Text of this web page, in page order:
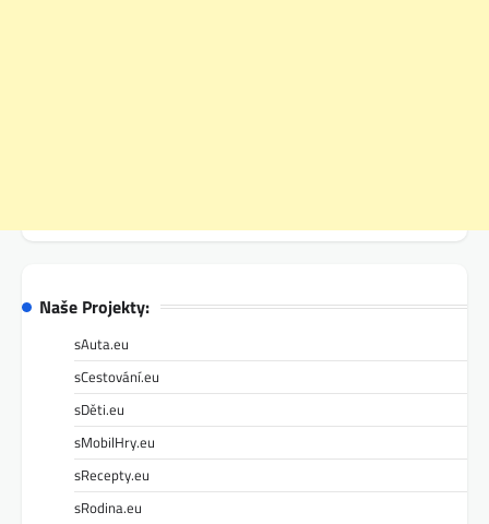
Naše Projekty:
sAuta.eu
sCestování.eu
sDěti.eu
sMobilHry.eu
sRecepty.eu
sRodina.eu